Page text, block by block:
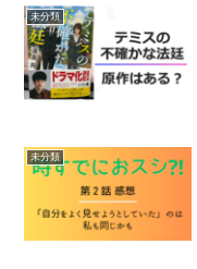
未分類
未分類